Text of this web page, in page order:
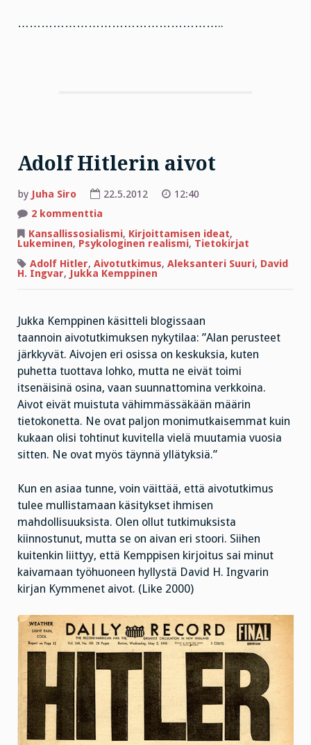
……………………………………………..
Adolf Hitlerin aivot
by Juha Siro 22.5.2012
12:40
2 kommenttia
Hitlerin
aivot
Kansallissosialismi, Kirjoittamisen ideat,
Lukeminen, Psykologinen realismi, Tietokirjat
Adolf Hitler, Aivotutkimus, Aleksanteri Suuri, David
H. Ingvar, Jukka Kemppinen
Jukka Kemppinen käsitteli blogissaan
taannoin aivotutkimuksen nykytilaa: ”Alan perusteet
järkkyvät. Aivojen eri osissa on keskuksia, kuten
puhetta tuottava lohko, mutta ne eivät toimi
itsenäisinä osina, vaan suunnattomina verkkoina.
Aivot eivät muistuta vähimmässäkään määrin
tietokonetta. Ne ovat paljon monimutkaisemmat kuin
kukaan olisi tohtinut kuvitella vielä muutamia vuosia
sitten. Ne ovat myös täynnä yllätyksiä.”
Kun en asiaa tunne, voin väittää, että aivotutkimus
tulee mullistamaan käsitykset ihmisen
mahdollisuuksista. Olen ollut tutkimuksista
kiinnostunut, mutta se on aivan eri stoori. Siihen
kuitenkin liittyy, että Kemppisen kirjoitus sai minut
kaivamaan työhuoneen hyllystä David H. Ingvarin
kirjan Kymmenet aivot. (Like 2000)